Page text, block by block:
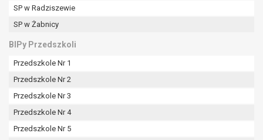
SP w Radziszewie
SP w Żabnicy
BIPy Przedszkoli
Przedszkole Nr 1
Przedszkole Nr 2
Przedszkole Nr 3
Przedszkole Nr 4
Przedszkole Nr 5
Prezes Urzędu Ochrony Danych Osobowych.
dane osobowe, podanie danych osobowych jest
dobrowolne albo jest wymogiem ustawowym lub
zautomatyzowanemu podejmowaniu decyzji, w
tym również profilowaniu.